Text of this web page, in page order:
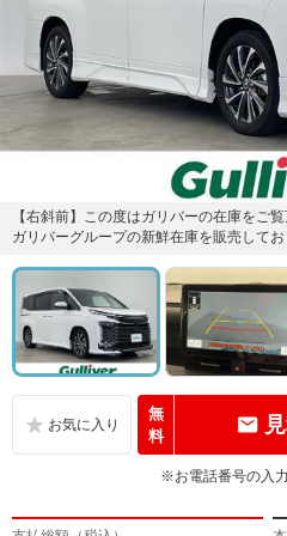
【右斜前】この度はガリバーの在庫をご
ガリバーグループの新鮮在庫を販売してお
無
料
※お電話番号の入力